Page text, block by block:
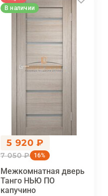
В наличии
5 920 ₽
7 050 ₽ 16%
Межкомнатная дверь
Танго НЬЮ ПО
капучино